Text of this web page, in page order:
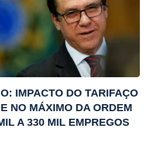
IMPACTO DO TARIFAÇO
NO MÁXIMO DA ORDEM
A 330 MIL EMPREGOS